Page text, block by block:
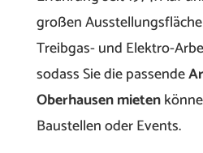
großen
Treibgas- und Elektro-
sodass Sie die passende
Oberhausen mieten
Baustellen oder Events.